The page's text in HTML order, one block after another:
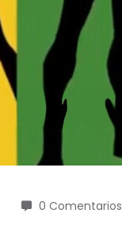
0 Comentarios